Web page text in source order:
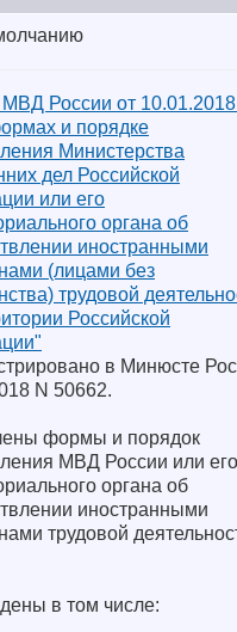
МВД России от
и порядке
Министерства
дел Российской
или его
органа об
иностранными
(лицами без
трудовой
Российской
в Минюсте
N 50662.
формы и порядок
МВД России или его
органа об
иностранными
трудовой
в том числе: